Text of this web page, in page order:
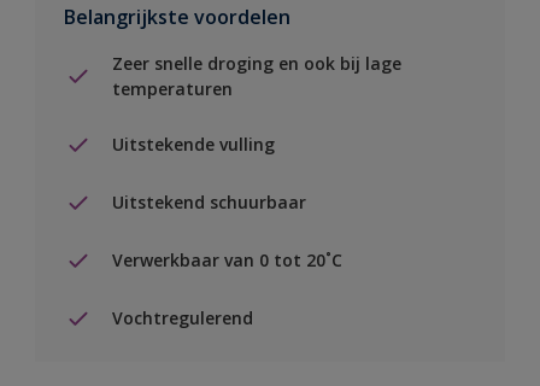
Belangrijkste voordelen
Zeer snelle droging en ook bij lage
temperaturen
Uitstekende vulling
Uitstekend schuurbaar
Verwerkbaar van 0 tot 20˚C
Vochtregulerend